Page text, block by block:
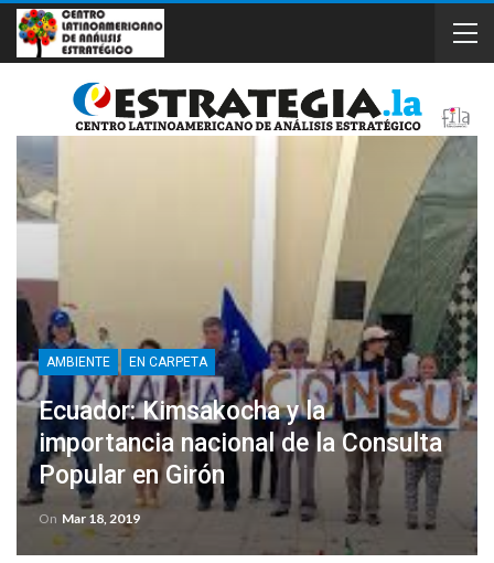
AMBIENTE EN CARPETA
Ecuador: Kimsakocha y la
importancia nacional de la Consulta
Popular en Girón
On Mar 18, 2019